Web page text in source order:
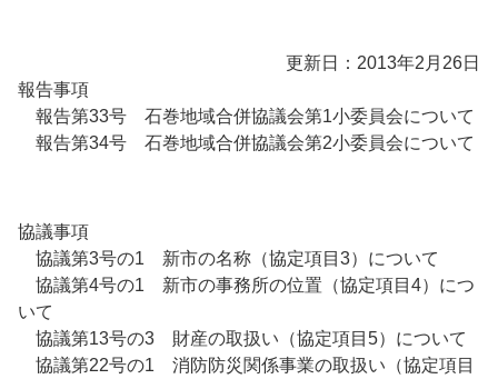
更新日：2013年2月26日
報告事項
報告第33号 石巻地域合併協議会第1小委員会について
報告第34号 石巻地域合併協議会第2小委員会について
協議事項
協議第3号の1 新市の名称（協定項目3）について
協議第4号の1 新市の事務所の位置（協定項目4）につ
いて
協議第13号の3 財産の取扱い（協定項目5）について
協議第22号の1 消防防災関係事業の取扱い（協定項目